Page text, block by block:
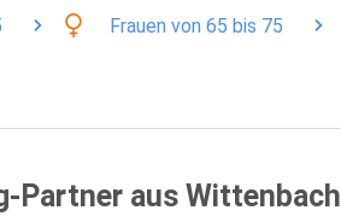
Frauen von 65 bis 75
Partner aus Wittenbach